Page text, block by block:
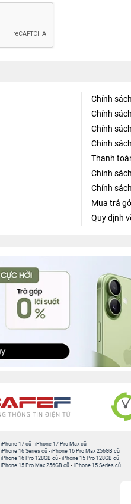
Chính
Chính
Chính
Chính
Thanh
Chính
Chính
Mua trả
Quy định
iPhone 17 cũ -iPhone 17 Pro Max cũ
iPhone 16 Series cũ - iPhone 16 Pro Max 256GB cũ
iPhone 16 Pro 128GB cũ -iPhone 15 Pro 128GB cũ
iPhone 15 Pro Max 256GB cũ - iPhone 15 Series cũ